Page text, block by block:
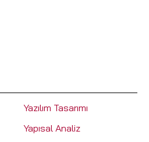
Yazılım Tasarımı
Yapısal Analiz